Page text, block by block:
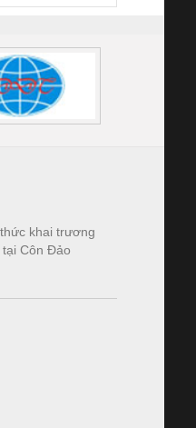
khai trương
Côn Đảo